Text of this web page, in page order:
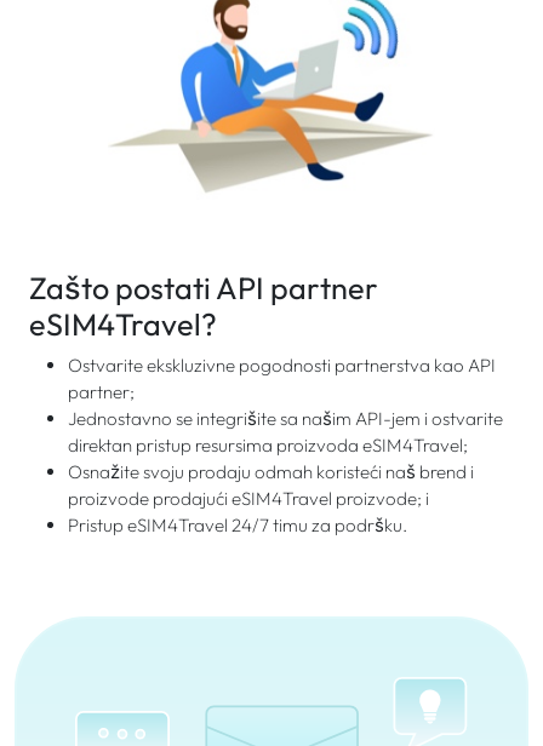
Zašto postati API partner
eSIM4Travel?
Ostvarite ekskluzivne pogodnosti partnerstva kao API
partner;
Jednostavno se integrišite sa našim API-jem i ostvarite
direktan pristup resursima proizvoda eSIM4Travel;
Osnažite svoju prodaju odmah koristeći naš brend i
proizvode prodajući eSIM4Travel proizvode; i
Pristup eSIM4Travel 24/7 timu za podršku.